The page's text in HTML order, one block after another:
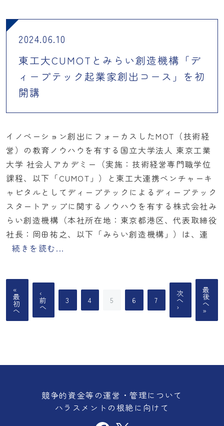
2024.06.10
東工大CUMOTとみらい創造機構「デ
ィープテック起業家創出コース」を初
開講
イノベーション創出にフォーカスしたMOT（技術経
営）の教育ノウハウを有する国立大学法人 東京工業
大学 社会人アカデミー（実施：技術経営専門職学位
課程、以下「CUMOT」）と東工大連携ベンチャーキ
ャピタルとしてディープテックによるディープテック
スタートアップに関するノウハウを有する株式会社み
らい創造機構（本社所在地：東京都港区、代表取締役
社長：岡田祐之、以下「みらい創造機構」）は、連
続きを読む...
«
最
初
へ
‹
前
へ
3 4 5 6 7
次
へ
›
最
後
へ
»
競争的資金等の運営・管理について
ハラスメントの根絶に向けて